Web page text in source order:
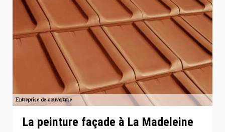
La peinture façade à La Madeleine